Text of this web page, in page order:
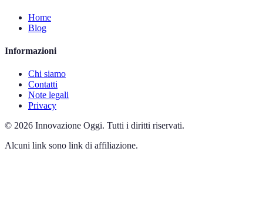
Home
Blog
Informazioni
Chi siamo
Contatti
Note legali
Privacy
© 2026 Innovazione Oggi. Tutti i diritti riservati.
Alcuni link sono link di affiliazione.